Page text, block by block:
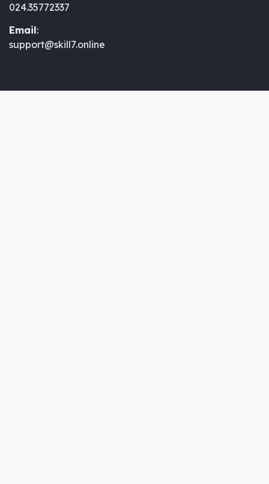
024.35772337
Email:
support@skill7.online